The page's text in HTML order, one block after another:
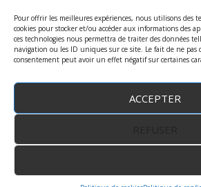
Pour offrir les meilleures expériences, nous utilisons des
cookies pour stocker et/ou accéder aux informations des
ces technologies nous permettra de traiter des données
navigation ou les ID uniques sur ce site. Le fait de ne pas
consentement peut avoir un effet négatif sur certaines
ACCEPTER
protège
terre trois unlock
Copyright © 2023